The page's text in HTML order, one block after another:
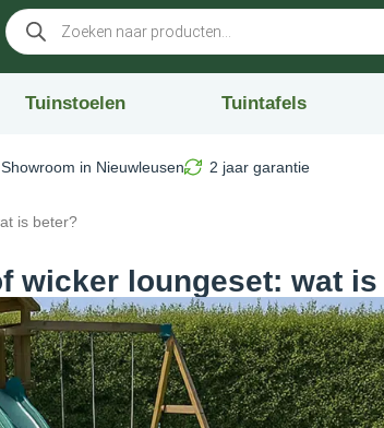
Tuinstoelen Tuintafels
Showroom in Nieuwleusen 2 jaar garantie
is beter?
wicker loungeset: wat is